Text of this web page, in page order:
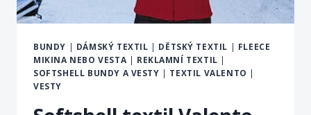
BUNDY | DÁMSKÝ TEXTIL | DĚTSKÝ TEXTIL | FLEECE
MIKINA NEBO VESTA | REKLAMNÍ TEXTIL |
SOFTSHELL BUNDY A VESTY | TEXTIL VALENTO |
VESTY